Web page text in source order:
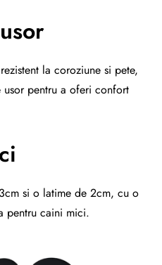
la coroziune si pete,
pentru a oferi confort
si o latime de 2cm, cu o
pentru caini mici.